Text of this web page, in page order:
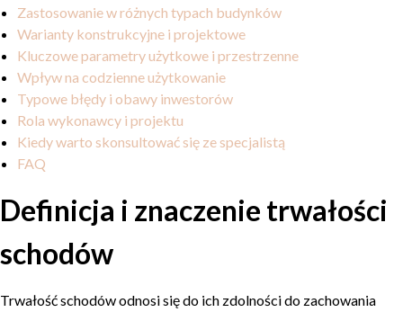
Zastosowanie w różnych typach budynków
Warianty konstrukcyjne i projektowe
Kluczowe parametry użytkowe i przestrzenne
Wpływ na codzienne użytkowanie
Typowe błędy i obawy inwestorów
Rola wykonawcy i projektu
Kiedy warto skonsultować się ze specjalistą
FAQ
Definicja i znaczenie trwałości
schodów
Trwałość schodów odnosi się do ich zdolności do zachowania